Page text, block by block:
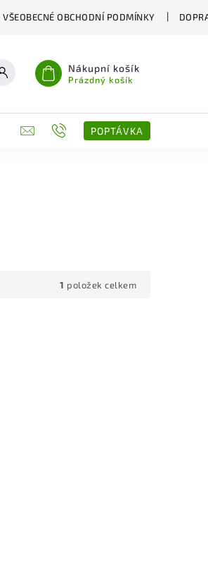
VŠEOBECNÉ OBCHODNÍ PODMÍNKY
Nákupní košík
Prázdný košík
KONTAKTY POPTÁVKA
1 položek celkem